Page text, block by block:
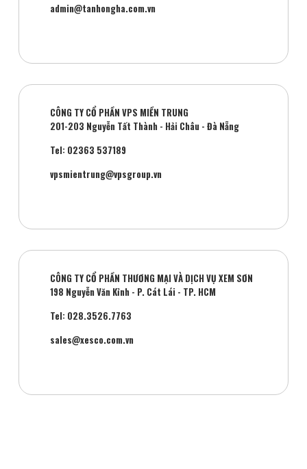
admin@tanhongha.com.vn
CÔNG TY CỔ PHẦN VPS MIỀN TRUNG
201-203 Nguyễn Tất Thành - Hải Châu - Đà Nẵng
Tel: 02363 537189
vpsmientrung@vpsgroup.vn
CÔNG TY CỔ PHẦN THƯƠNG MẠI VÀ DỊCH VỤ XEM SƠN
198 Nguyễn Văn Kỉnh - P. Cát Lái - TP. HCM
Tel: 028.3526.7763
sales@xesco.com.vn